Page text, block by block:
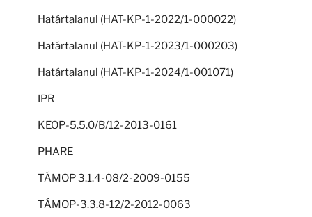
Határtalanul (HAT-KP-1-2022/1-000022)
Határtalanul (HAT-KP-1-2023/1-000203)
Határtalanul (HAT-KP-1-2024/1-001071)
IPR
KEOP-5.5.0/B/12-2013-0161
PHARE
TÁMOP 3.1.4-08/2-2009-0155
TÁMOP-3.3.8-12/2-2012-0063